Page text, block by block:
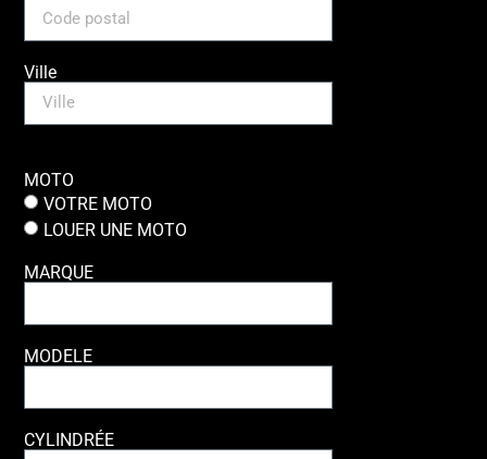
Ville
MOTO
VOTRE MOTO
LOUER UNE MOTO
MARQUE
MODELE
CYLINDRÉE